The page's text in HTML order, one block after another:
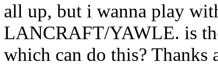
all up, but i wanna play
LANCRAFT/YAWLE. is
which can do this?